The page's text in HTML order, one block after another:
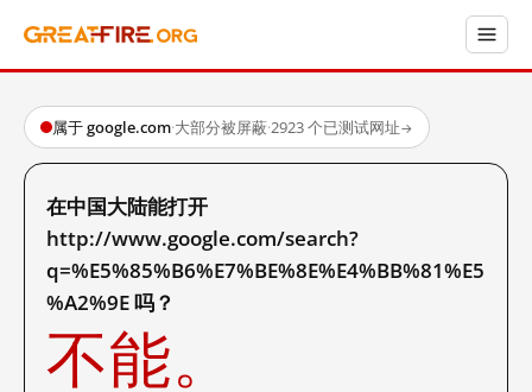
属于 google.com·大部分被屏蔽·2923 个已测试网址→
在中国大陆能打开
http://www.google.com/search?
q=%E5%85%B6%E7%BE%8E%E4%BB%81%E5
%A2%9E 吗？
不能。